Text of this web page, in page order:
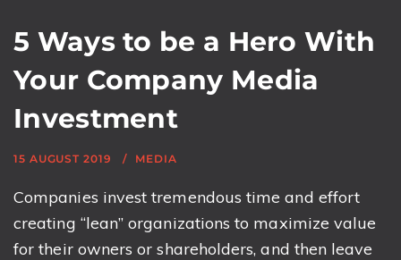
5 Ways to be a Hero With
Your Company Media
Investment
15 AUGUST 2019 MEDIA
Companies invest tremendous time and effort
creating “lean” organizations to maximize value
for their owners or shareholders, and then leave